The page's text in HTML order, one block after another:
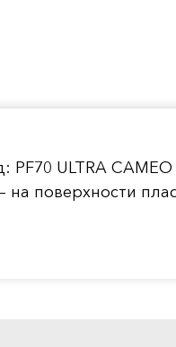
ULTRA
поверхности